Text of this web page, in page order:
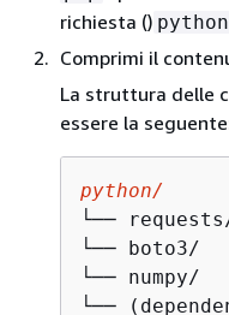
richiesta ()
Comprimi il
La struttura delle
essere la
python/
└──
└── boto3/
└── numpy/
└──